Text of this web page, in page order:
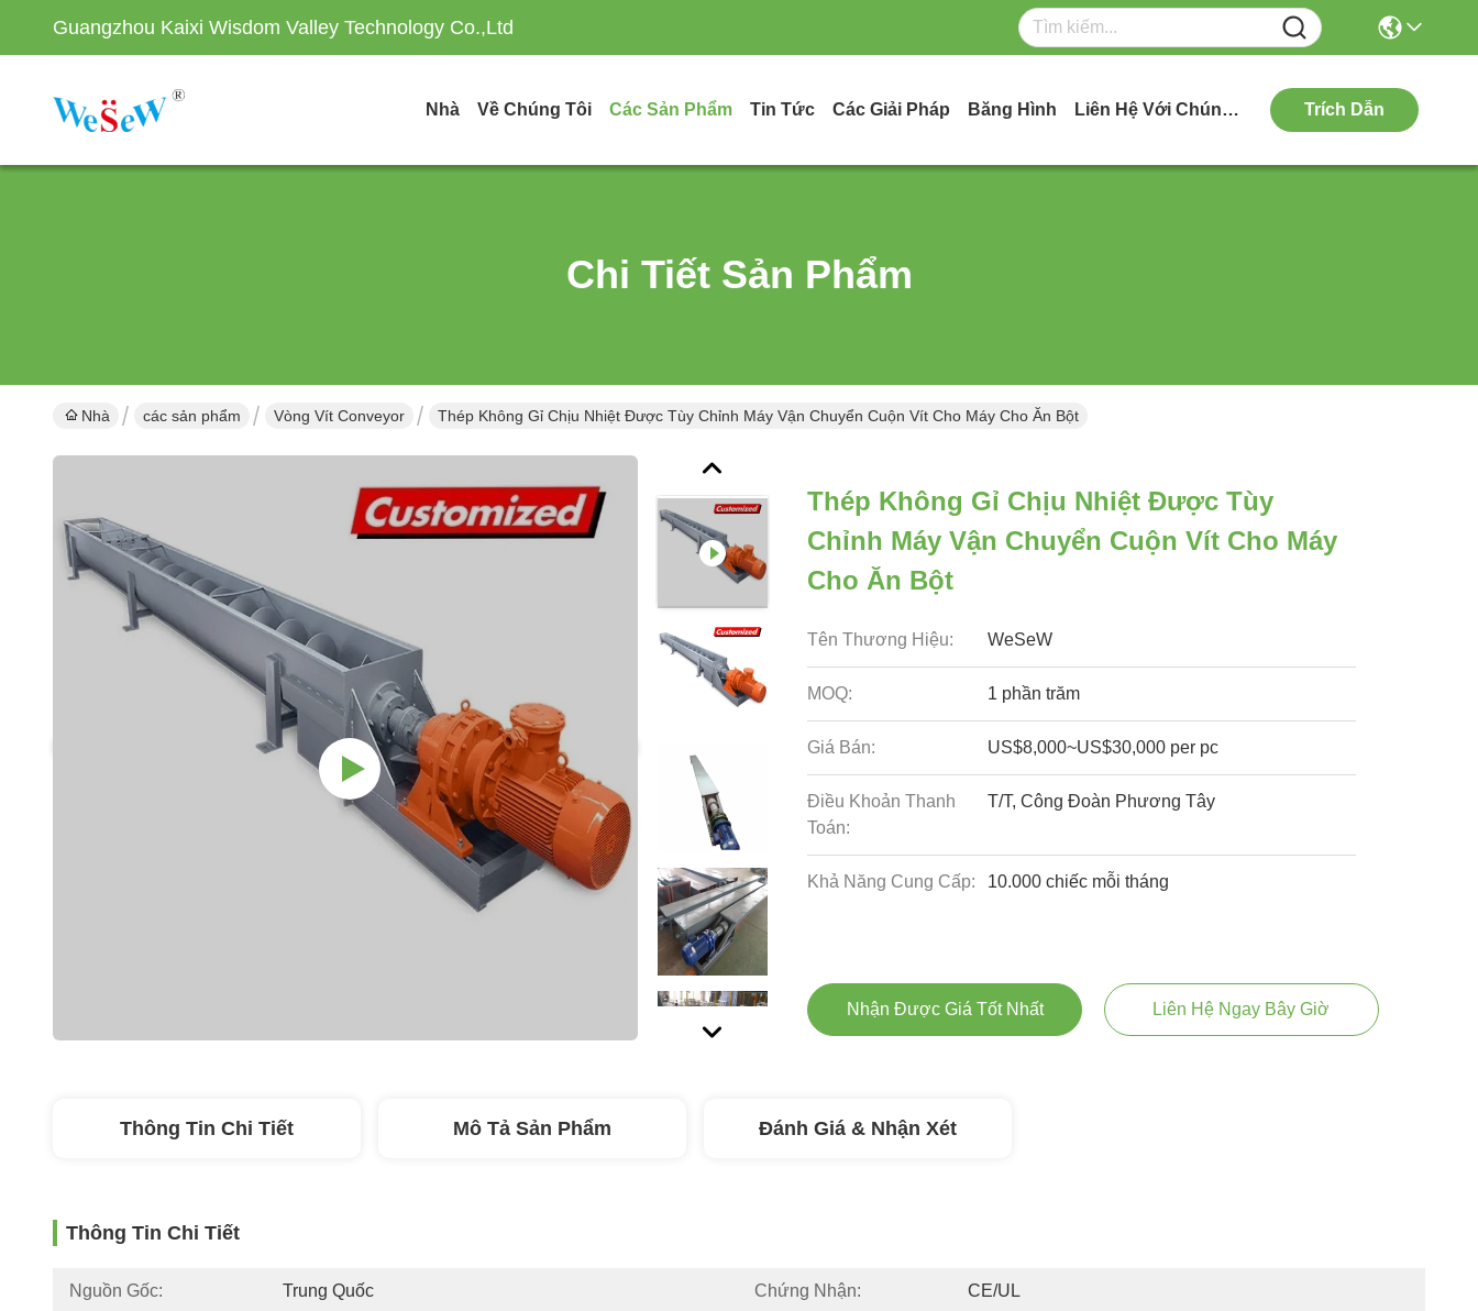
Guangzhou Kaixi Wisdom Valley Technology Co.,Ltd
Nhà Về Chúng Tôi Các Sản Phẩm Tin Tức Các Giải Pháp Băng Hình Liên Hệ Với Chúng Tôi Trích Dẫn
Chi Tiết Sản Phẩm
Nhà các sản phẩm Vòng Vít Conveyor Thép Không Gỉ Chịu Nhiệt Được Tùy Chỉnh Máy Vận Chuyển Cuộn Vít Cho Máy Cho Ăn Bột
Thép Không Gỉ Chịu Nhiệt Được Tùy
Chỉnh Máy Vận Chuyển Cuộn Vít Cho Máy
Cho Ăn Bột
Tên Thương Hiệu: WeSeW
MOQ: 1 phần trăm
Giá Bán: US$8,000~US$30,000 per pc
Điều Khoản Thanh
Toán:
T/T, Công Đoàn Phương Tây
Khả Năng Cung Cấp: 10.000 chiếc mỗi tháng
Nhận Được Giá Tốt Nhất Liên Hệ Ngay Bây Giờ
Thông Tin Chi Tiết Mô Tả Sản Phẩm Đánh Giá & Nhận Xét
Thông Tin Chi Tiết
Nguồn Gốc: Trung Quốc Chứng Nhận: CE/UL